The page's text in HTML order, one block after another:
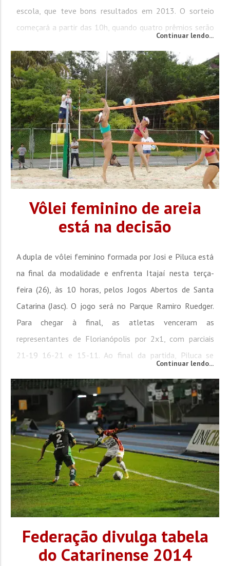
escola, que teve bons resultados em 2013. O sorteio
começará a partir das 10h, quando quatro prêmios serão
mil, enquanto o terceiro e o quarto somam R$ 250
cada....
Continuar lendo...
Vôlei feminino de areia
está na decisão
A dupla de vôlei feminino formada por Josi e Piluca está
na final da modalidade e enfrenta Itajaí nesta terça-
feira (26), às 10 horas, pelos Jogos Abertos de Santa
Catarina (Jasc). O jogo será no Parque Ramiro Ruedger.
Para chegar à final, as atletas venceram as
representantes de Florianópolis por 2x1, com parciais
21-19 16-21 e 15-11. Ao final da partida, Piluca se
enfrentou no ano de 2013. Já no futebol de campo,
Brusque empatou...
Continuar lendo...
Federação divulga tabela
do Catarinense 2014